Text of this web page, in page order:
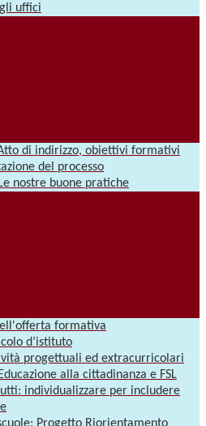
uffici
di indirizzo, obiettivi formativi
del processo
nostre buone pratiche
formativa
d’istituto
progettuali ed extracurricolari
alla cittadinanza e FSL
individualizzare per includere